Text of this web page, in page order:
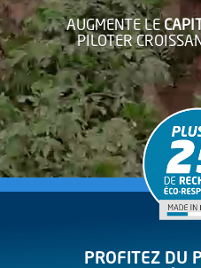
AUGMENTE LE
PILOTER
PROFITEZ DU